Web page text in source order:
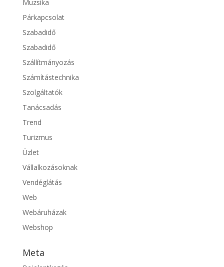
Muzsika
Párkapcsolat
Szabadidő
Szabadidő
Szállítmányozás
Számítástechnika
Szolgáltatók
Tanácsadás
Trend
Turizmus
Üzlet
Vállalkozásoknak
Vendéglátás
Web
Webáruházak
Webshop
Meta